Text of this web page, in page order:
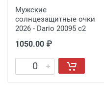
Мужские
солнцезащитные очки
2026 - Dario 20095 с2
1050.00 ₽